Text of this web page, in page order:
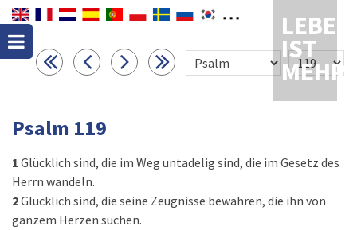
LEBEN
IST
MEHR
Psalm 119
1 Glücklich sind, die im Weg untadelig sind, die im Gesetz des
Herrn wandeln.
2Glücklich sind, die seine Zeugnisse bewahren, die ihn von
ganzem Herzen suchen.